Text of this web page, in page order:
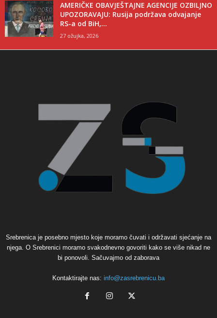
AMERIČKE OBAVJEŠTAJNE AGENCIJE OZBILJNO
UPOZORAVAJU: Rusija podržava odvajanje
RS-a od BiH,...
27 ožujka, 2026
Srebrenica je posebno mjesto koje moramo čuvati i održavati sjećanje na
njega. O Srebrenici moramo svakodnevno govoriti kako se više nikad ne
bi ponovoli. Sačuvajmo od zaborava
Kontaktirajte nas: info@zasrebrenicu.ba